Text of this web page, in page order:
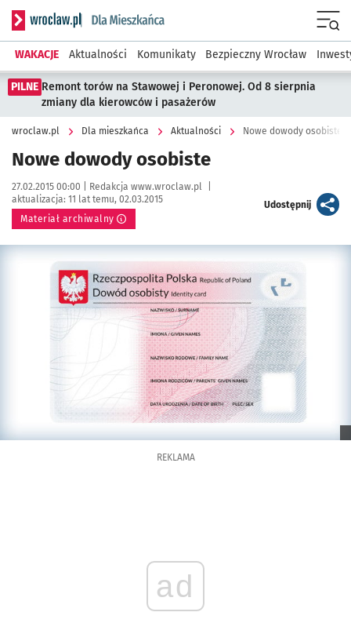
Serwis informacyjny wroclaw.pl podserwis: Dla mieszkańca
WAKACJE Aktualności Komunikaty Bezpieczny Wrocław
PILNE Remont torów na Stawowej i Peronowej. Od 8 sierpnia
zmiany dla kierowców i pasażerów
wroclaw.pl Dla mieszkańca Aktualności Nowe dowody osobiste
Nowe dowody osobiste
Data publikacji:
27.02.2015 00:00 | Autor:
Redakcja www.wroclaw.pl
aktualizacja: 11 lat temu, 02.03.2015
Materiał archiwalny
Udostępnijartykuł
Kliknij, aby powiększyć
REKLAMA
ad